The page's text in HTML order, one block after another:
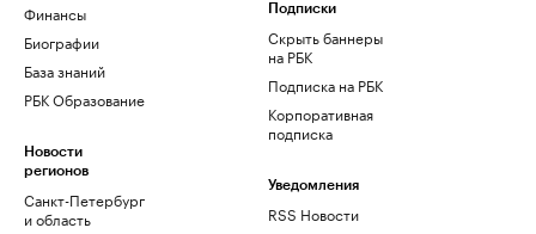
Финансы
Биографии
База знаний
РБК Образование
Новости
регионов
Санкт-Петербург
и область
Подписки
Скрыть баннеры
на РБК
Подписка на РБК
Корпоративная
подписка
Уведомления
RSS Новости